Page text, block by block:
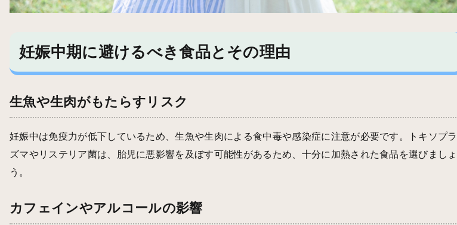
妊娠中期に避けるべき食品とその理由
生魚や生肉がもたらすリスク
妊娠中は免疫力が低下しているため、生魚や生肉による食中毒や感染症に注意が必要です。トキソプラ
ズマやリステリア菌は、胎児に悪影響を及ぼす可能性があるため、十分に加熱された食品を選びましょ
う。
カフェインやアルコールの影響